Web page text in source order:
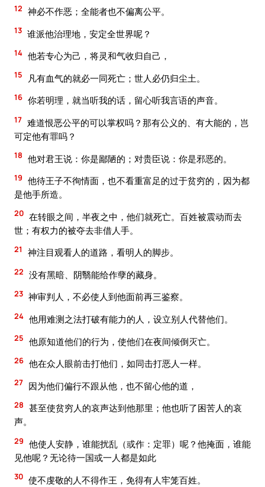
12 神必不作恶；全能者也不偏离公平。
13 谁派他治理地，安定全世界呢？
14 他若专心为己，将灵和气收归自己，
15 凡有血气的就必一同死亡；世人必仍归尘土。
16 你若明理，就当听我的话，留心听我言语的声音。
17 难道恨恶公平的可以掌权吗？那有公义的、有大能的，岂
可定他有罪吗？
18 他对君王说：你是鄙陋的；对贵臣说：你是邪恶的。
19 他待王子不徇情面，也不看重富足的过于贫穷的，因为都
是他手所造。
20 在转眼之间，半夜之中，他们就死亡。百姓被震动而去
世；有权力的被夺去非借人手。
21 神注目观看人的道路，看明人的脚步。
22 没有黑暗、阴翳能给作孽的藏身。
23 神审判人，不必使人到他面前再三鉴察。
24 他用难测之法打破有能力的人，设立别人代替他们。
25 他原知道他们的行为，使他们在夜间倾倒灭亡。
26 他在众人眼前击打他们，如同击打恶人一样。
27 因为他们偏行不跟从他，也不留心他的道，
28 甚至使贫穷人的哀声达到他那里；他也听了困苦人的哀
声。
29 他使人安静，谁能扰乱（或作：定罪）呢？他掩面，谁能
见他呢？无论待一国或一人都是如此
30 使不虔敬的人不得作王，免得有人牢笼百姓。